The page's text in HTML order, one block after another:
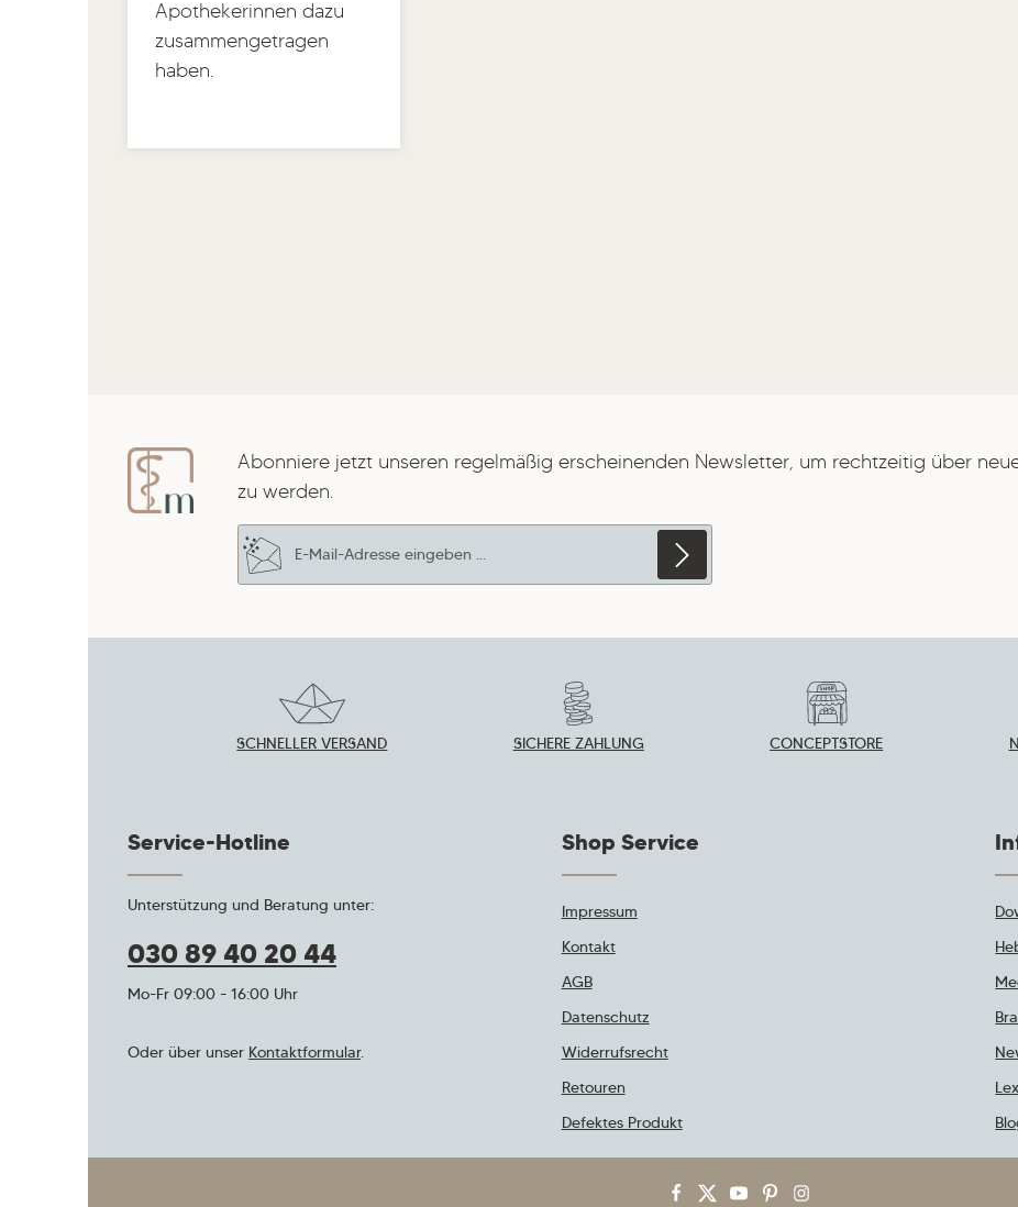
Apothekerinnen dazu
zusammengetragen
haben.
Abonniere jetzt unseren regelmäßig erscheinenden Newsletter, um rechtzeitig über
zu werden.
E-Mail-Adresse*
Kenntnis genommen und die
gelesen und bin
mit ihnen einverstanden.
Um weiterzugehen, gebe die oben abgebildeten
Zeichen ein*
SCHNELLER VERSAND SICHERE ZAHLUNG CONCEPTSTORE
Service-Hotline
Unterstützung und Beratung unter:
030 89 40 20 44
Mo-Fr 09:00 - 16:00 Uhr
Oder über unser Kontaktformular.
Shop Service
Impressum
Kontakt
AGB
Datenschutz
Widerrufsrecht
Retouren
Defektes Produkt